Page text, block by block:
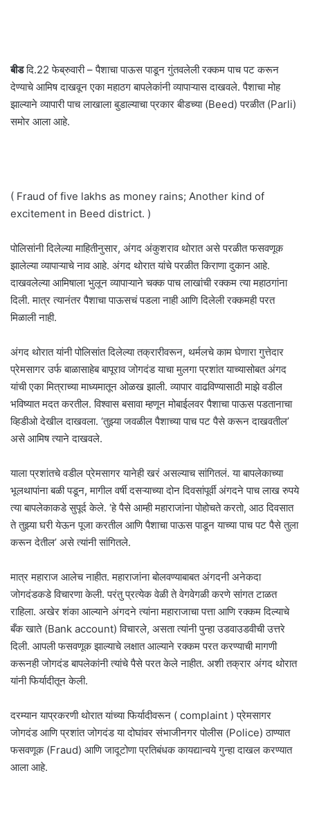
बीडदि.22 फेब्रुवारी – पैशाचा पाऊस पाडून गुंतवलेली रक्कम पाच पट करून
देण्याचे आमिष दाखवून एका महाठग बापलेकांनी व्यापाऱ्यास दाखवले. पैशाचा मोह
झाल्याने व्यापारी पाच लाखाला बुडाल्याचा प्रकार बीडच्या (Beed) परळीत (Parli)
समोर आला आहे.
( Fraud of five lakhs as money rains; Another kind of
excitement in Beed district. )
पोलिसांनी दिलेल्या माहितीनुसार, अंगद अंकुशराव थोरात असे परळीत फसवणूक
झालेल्या व्यापाऱ्याचे नाव आहे. अंगद थोरात यांचे परळीत किराणा दुकान आहे.
दाखवलेल्या आमिषाला भुलून व्यापाऱ्याने चक्क पाच लाखांची रक्कम त्या महाठगांना
दिली. मात्र त्यानंतर पैशाचा पाऊसचं पडला नाही आणि दिलेली रक्कमही परत
मिळाली नाही.
अंगद थोरात यांनी पोलिसांत दिलेल्या तक्रारीवरून, थर्मलचे काम घेणारा गुत्तेदार
प्रेमसागर उर्फ बाळासाहेब बापूराव जोगदंड याचा मुलगा प्रशांत याच्यासोबत अंगद
यांची एका मित्राच्या माध्यमातून ओळख झाली. व्यापार वाढविण्यासाठी माझे वडील
भविष्यात मदत करतील. विश्वास बसावा म्हणून मोबाईलवर पैशाचा पाऊस पडतानाचा
व्हिडीओ देखील दाखवला. ‘तुझ्या जवळील पैशाच्या पाच पट पैसे करून दाखवतील’
असे आमिष त्याने दाखवले.
याला प्रशांतचे वडील प्रेमसागर यानेही खरं असल्याच सांगितलं. या बापलेकाच्या
भूलथापांना बळी पडून, मागील वर्षी दसऱ्याच्या दोन दिवसांपूर्वी अंगदने पाच लाख रुपये
त्या बापलेकाकडे सुपूर्द केले. ‘हे पैसे आम्ही महाराजांना पोहोचते करतो, आठ दिवसात
ते तुझ्या घरी येऊन पूजा करतील आणि पैशाचा पाऊस पाडून याच्या पाच पट पैसे तुला
करून देतील’ असे त्यांनी सांगितले.
मात्र महाराज आलेच नाहीत. महाराजांना बोलवण्याबाबत अंगदनी अनेकदा
जोगदंडकडे विचारणा केली. परंतु प्रत्येक वेळी ते वेगवेगळी करणे सांगत टाळत
राहिला. अखेर शंका आल्याने अंगदने त्यांना महाराजाचा पत्ता आणि रक्कम दिल्याचे
बँक खाते (Bank account) विचारले, असता त्यांनी पुन्हा उडवाउडवीची उत्तरे
दिली. आपली फसवणूक झाल्याचे लक्षात आल्याने रक्कम परत करण्याची मागणी
करूनही जोगदंड बापलेकांनी त्यांचे पैसे परत केले नाहीत. अशी तक्रार अंगद थोरात
यांनी फिर्यादीतून केली.
दरम्यान याप्रकरणी थोरात यांच्या फिर्यादीवरून ( complaint ) प्रेमसागर
जोगदंड आणि प्रशांत जोगदंड या दोघांवर संभाजीनगर पोलीस (Police) ठाण्यात
फसवणूक (Fraud) आणि जादूटोणा प्रतिबंधक कायद्यान्वये गुन्हा दाखल करण्यात
आला आहे.